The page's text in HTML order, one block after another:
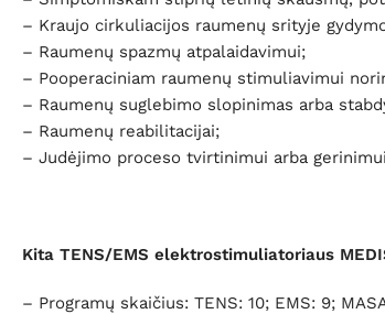
– Kraujo cirkuliacijos raumenų srityje
– Raumenų spazmų atpalaidavimui;
– Pooperaciniam raumenų stimuliavimui
– Raumenų suglebimo slopinimas arba
– Raumenų reabilitacijai;
– Judėjimo proceso tvirtinimui arba
Kita TENS/EMS elektrostimuliatoriaus
– Programų skaičius: TENS: 10; EMS: 9;